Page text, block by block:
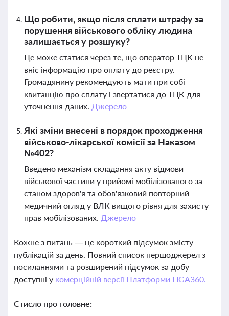
Що робити, якщо після сплати штрафу за
порушення військового обліку людина
залишається у розшуку?
Це може статися через те, що оператор ТЦК не
вніс інформацію про оплату до реєстру.
Громадянину рекомендують мати при собі
квитанцію про сплату і звертатися до ТЦК для
уточнення даних. Джерело
Які зміни внесені в порядок проходження
військово-лікарської комісії за Наказом
№402?
Введено механізм складання акту відмови
військової частини у прийомі мобілізованого за
станом здоров'я та обов'язковий повторний
медичний огляд у ВЛК вищого рівня для захисту
прав мобілізованих. Джерело
Кожне з питань — це короткий підсумок змісту
публікацій за день. Повний список першоджерел з
посиланнями та розширений підсумок за добу
доступні у комерційній версії Платформи LIGA360.
Стисло про головне: